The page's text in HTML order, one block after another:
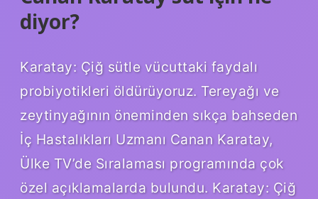
diyor?
Karatay: Çiğ sütle vücuttaki faydalı
probiyotikleri öldürüyoruz. Tereyağı ve
zeytinyağının öneminden sıkça bahseden
İç Hastalıkları Uzmanı Canan Karatay,
Ülke TV’de Sıralaması programında çok
özel açıklamalarda bulundu. Karatay: Çiğ